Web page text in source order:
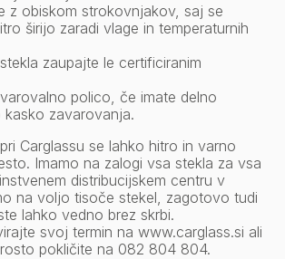
z obiskom strokovnjakov, saj se
širijo zaradi vlage in temperaturnih
zaupajte le certificiranim
polico, če imate delno
kasko zavarovanja.
Carglassu se lahko hitro in varno
Imamo na zalogi vsa stekla za vsa
distribucijskem centru v
na voljo tisoče stekel, zagotovo tudi
lahko vedno brez skrbi.
svoj termin na www.carglass.si ali
pokličite na 082 804 804.